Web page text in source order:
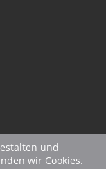
und
wir Cookies.